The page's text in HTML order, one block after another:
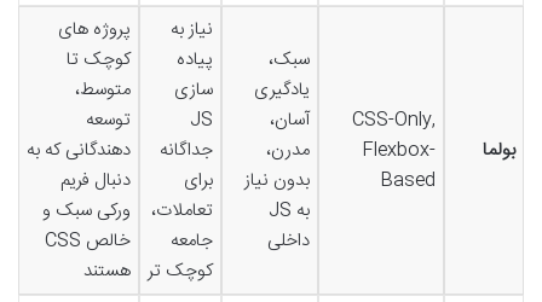
بولما
CSS-Only,
Flexbox-
Based
سبک،
یادگیری
آسان،
مدرن،
بدون نیاز
به JS
داخلی
نیاز به
پیاده
سازی
JS
جداگانه
برای
تعاملات،
جامعه
کوچک تر
پروژه های
کوچک تا
متوسط،
توسعه
دهندگانی که به
دنبال فریم
ورکی سبک و
خالص CSS
هستند